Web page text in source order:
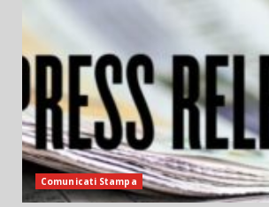
Comunicati Stampa